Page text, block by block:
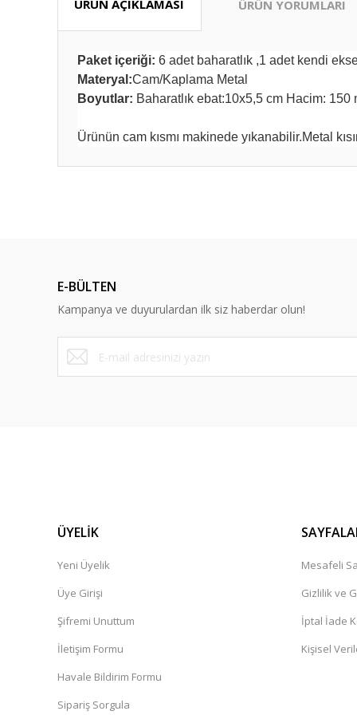
ÜRÜN AÇIKLAMASI ÜRÜN YORUMLARI
Paket içeriği: 6 adet baharatlık ,1 adet kendi
Materyal:Cam/Kaplama Metal
Boyutlar: Baharatlık ebat:10x5,5 cm Hacim:
Ürünün cam kısmı makinede yıkanabilir.Metal
Ürün bilgilerinde hatalar bulunuyor.
Ürün fiyatı diğer sitelerden daha pahalı.
Bu ürüne benzer farklı alternatifler olmalı.
aldım
B... B... | 07/05/2025
Sorunsuz bir alışveriş gerçekleştirdim. Güvenilir Ve ilkeli.
bir alışveriş platformu herkese tavsiye ederim.
Güner Aydın | 19/10/2024
E-BÜLTEN
Kampanya ve duyurulardan ilk siz haberdar olun!
ÜYELİK
Yeni Üyelik
Üye Girişi
Şifremi Unuttum
İletişim Formu
Havale Bildirim Formu
Sipariş Sorgula
Mesafeli
Gizlilik ve
İptal İade
Kişisel